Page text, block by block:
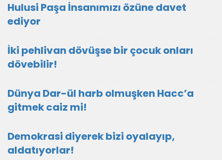
Hulusi Paşa İnsanımızı özüne davet
ediyor
İki pehlivan dövüşse bir çocuk onları
dövebilir!
Dünya Dar-ül harb olmuşken Hacc’a
gitmek caiz mi!
Demokrasi diyerek bizi oyalayıp,
aldatıyorlar!